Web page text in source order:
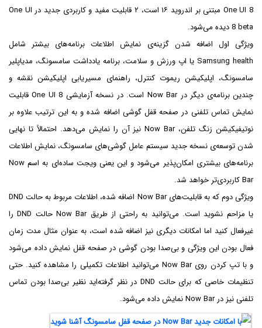
One UI 8‌ مبتنی بر اندروید ۱۶ است، ۲ قابلیت مفید و کاربردی جدید در One UI
8 beta دیده می‌شود.
ویژگی اول اضافه شدن گزینه‌ی نمایش اطلاعات برنامه‌های بیشتر شامل
Samsung health یا اپ ورزش و سلامت، برنامه یادداشت سامسونگ، مدیاپلیر
سامسونگ، اپلیکیشن ریموت کنترل، راهنمای مسیریابی اپلیکیشن نقشه و
چندین برنامه‌ی دیگر در Now Bar است. در نسخه آزمایشی One UI 8 قابلیت
نمایش تماس تلفنی در صفحه قفل گوشی اضافه شده و به این ترتیب علاوه بر
نوتیفیکیشن زنگ تلفن، Now Bar نیز آن را نمایش می‌دهد. احتمالاً تا نهایی
شدن توسعه‌ی نسخه جدید سیستم عامل گوشی‌های سامسونگ، نمایش اطلاعات
برنامه‌های بیشتری امکان‌پذیر می‌شود و این یعنی ویجت ساده‌ای به اسم Now
Bar کاربردی‌تر خواهد شد.
ویژگی دوم که به قابلیت‌های Now Bar اضافه شده، اطلاعات مربوط به حالت DND
یا مزاحم نشوید است. می‌توانید به راحتی از طریق Now Bar حالت DND را
غیرفعال کنید اما امکانات دیگری نیز اضافه شده است، به عنوان مثال مدت زمان
فعال بودن این ویژگی و بی‌صدا بودن گوشی در صفحه قفل نمایش داده می‌شود
و با تپ کردن روی Now Bar می‌توانید اطلاعات تکمیلی را مشاهده کنید. حتی
تنظیمات خاصی که برای حالت DND در نظر گرفته‌اید نظیر بی‌صدا بودن تماس
تلفنی نیز در Now Bar نمایش داده می‌شود.